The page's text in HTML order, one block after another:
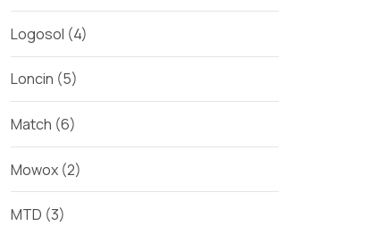
Logosol (4)
Loncin (5)
Match (6)
Mowox (2)
MTD (3)